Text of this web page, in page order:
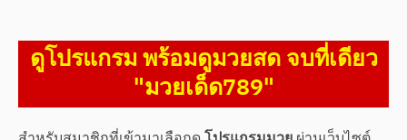
ดูโปรแกรม พร้อมดูมวยสด จบที่เดียว
"มวยเด็ด789"